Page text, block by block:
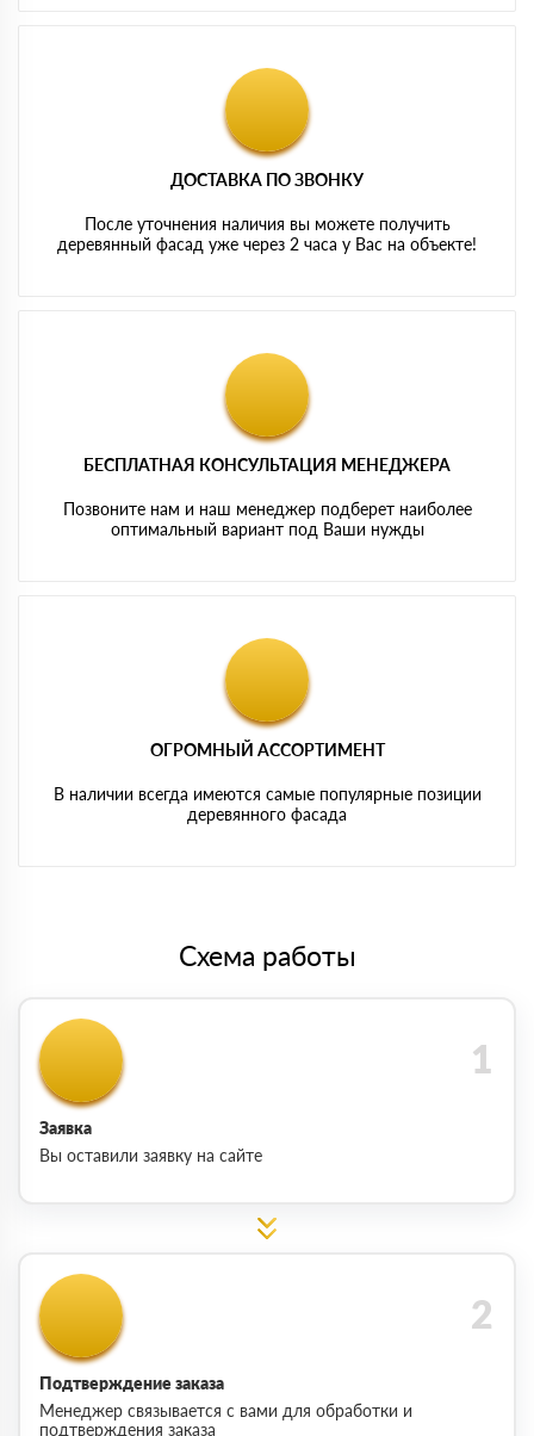
ДОСТАВКА ПО ЗВОНКУ
После уточнения наличия вы можете получить
деревянный фасад уже через 2 часа у Вас на объекте!
БЕСПЛАТНАЯ КОНСУЛЬТАЦИЯ МЕНЕДЖЕРА
Позвоните нам и наш менеджер подберет наиболее
оптимальный вариант под Ваши нужды
ОГРОМНЫЙ АССОРТИМЕНТ
В наличии всегда имеются самые популярные позиции
деревянного фасада
Схема работы
Заявка
Вы оставили заявку на сайте
Подтверждение заказа
Менеджер связывается с вами для обработки и
подтверждения заказа